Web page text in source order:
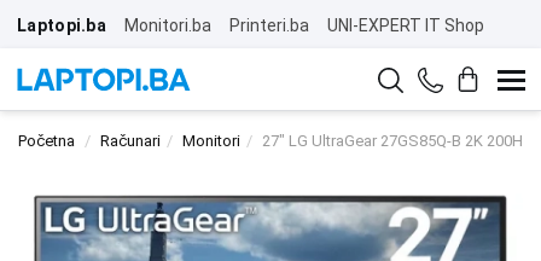
Laptopi.ba Monitori.ba Printeri.ba UNI-EXPERT IT Shop
Početna Računari Monitori 27" LG UltraGear 27GS85Q-B 2K 200Hz